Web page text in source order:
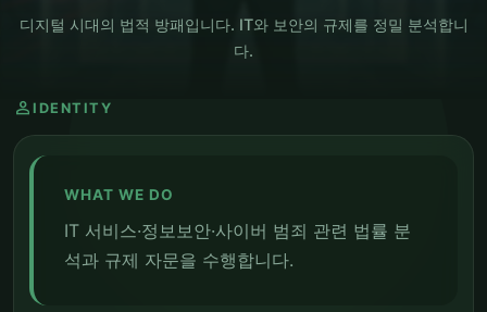
디지털 시대의 법적 방패입니다. IT와 보안의 규제를 정밀 분석합니
다.
person IDENTITY
WHAT WE DO
IT 서비스·정보보안·사이버 범죄 관련 법률 분
석과 규제 자문을 수행합니다.